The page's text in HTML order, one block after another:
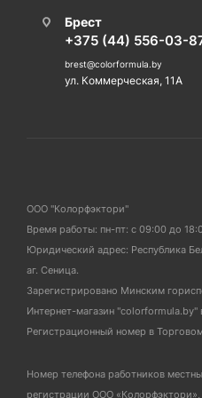
Брест
+375 (44) 556-03-
brest@colorformula.by
ул. Коммерческая, 11А
ООО "Колорфэктори"
Время работы: пн-пт: с 09:00 до
Юридический адрес: Республика
аг. Сеница.
Зарегистрировано Минским
Интернет-магазин "colorformula.by"
Регистрационный номер в
Номер телефона работников
регистрации ООО